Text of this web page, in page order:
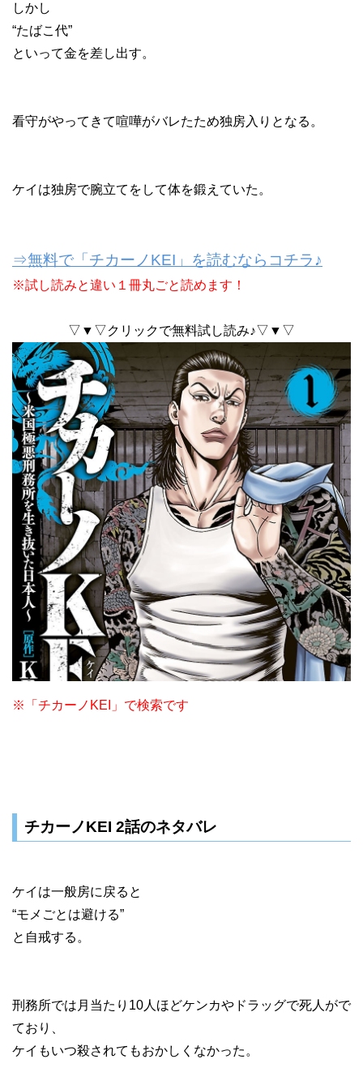
しかし
“たばこ代”
といって金を差し出す。
看守がやってきて喧嘩がバレたため独房入りとなる。
ケイは独房で腕立てをして体を鍛えていた。
⇒無料で「チカーノKEI」を読むならコチラ♪
※試し読みと違い１冊丸ごと読めます！
▽▼▽クリックで無料試し読み♪▽▼▽
※「チカーノKEI」で検索です
チカーノKEI 2話のネタバレ
ケイは一般房に戻ると
“モメごとは避ける”
と自戒する。
刑務所では月当たり10人ほどケンカやドラッグで死人がで
ており、
ケイもいつ殺されてもおかしくなかった。